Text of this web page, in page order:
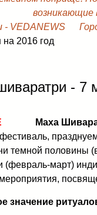
возникающие
- VEDANEWS
на 2016 год
- 7
Маха
темной половины
(февраль-март)
значение